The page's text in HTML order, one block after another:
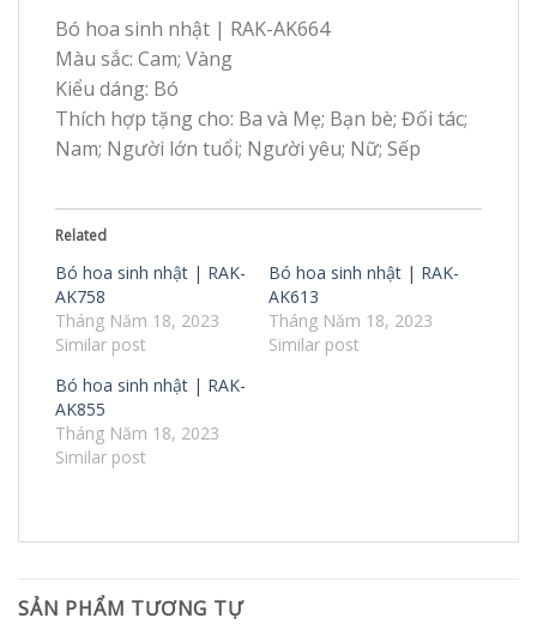
Bó hoa sinh nhật | RAK-AK664
Màu sắc: Cam; Vàng
Kiểu dáng: Bó
Thích hợp tặng cho: Ba và Mẹ; Bạn bè; Đối tác;
Nam; Người lớn tuổi; Người yêu; Nữ; Sếp
Related
Bó hoa sinh nhật | RAK-
AK758
Tháng Năm 18, 2023
Similar post
Bó hoa sinh nhật | RAK-
AK613
Tháng Năm 18, 2023
Similar post
Bó hoa sinh nhật | RAK-
AK855
Tháng Năm 18, 2023
Similar post
SẢN PHẨM TƯƠNG TỰ